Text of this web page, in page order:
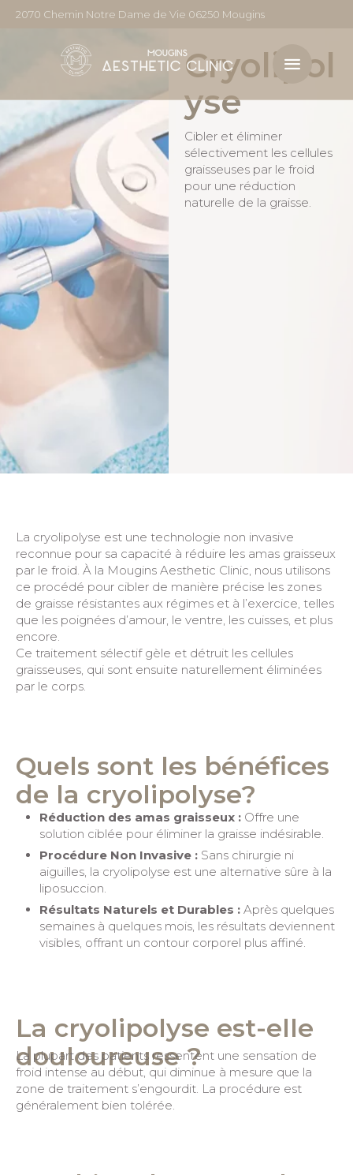
2070 Chemin Notre Dame de Vie 06250 Mougins
Cryolipol
yse
Cibler et éliminer
sélectivement les cellules
graisseuses par le froid
pour une réduction
naturelle de la graisse.
La cryolipolyse est une technologie non invasive
reconnue pour sa capacité à réduire les amas graisseux
par le froid. À la Mougins Aesthetic Clinic, nous utilisons
ce procédé pour cibler de manière précise les zones
de graisse résistantes aux régimes et à l’exercice, telles
que les poignées d’amour, le ventre, les cuisses, et plus
encore.
Ce traitement sélectif gèle et détruit les cellules
graisseuses, qui sont ensuite naturellement éliminées
par le corps.
Quels sont les bénéfices
de la cryolipolyse?
Réduction des amas graisseux : Offre une
solution ciblée pour éliminer la graisse indésirable.
Procédure Non Invasive : Sans chirurgie ni
aiguilles, la cryolipolyse est une alternative sûre à la
liposuccion.
Résultats Naturels et Durables : Après quelques
semaines à quelques mois, les résultats deviennent
visibles, offrant un contour corporel plus affiné.
La cryolipolyse est-elle
douloureuse ?
La plupart des patients ressentent une sensation de
froid intense au début, qui diminue à mesure que la
zone de traitement s’engourdit. La procédure est
généralement bien tolérée.